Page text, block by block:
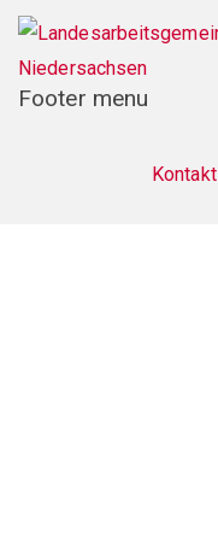
Footer menu
Kontakt